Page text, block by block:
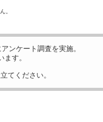
。
アンケート調査を実施。
ます。
てください。